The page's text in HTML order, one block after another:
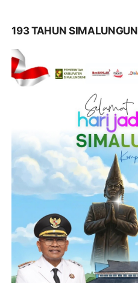
193 TAHUN SIMALUNGUN